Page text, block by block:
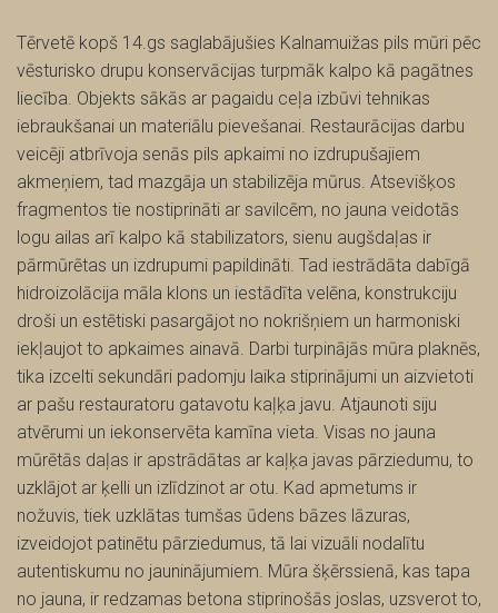
Tērvetē kopš 14.gs saglabājušies Kalnamuižas pils mūri pēc
vēsturisko drupu konservācijas turpmāk kalpo kā pagātnes
liecība. Objekts sākās ar pagaidu ceļa izbūvi tehnikas
iebraukšanai un materiālu pievešanai. Restaurācijas darbu
veicēji atbrīvoja senās pils apkaimi no izdrupušajiem
akmeņiem, tad mazgāja un stabilizēja mūrus. Atsevišķos
fragmentos tie nostiprināti ar savilcēm, no jauna veidotās
logu ailas arī kalpo kā stabilizators, sienu augšdaļas ir
pārmūrētas un izdrupumi papildināti. Tad iestrādāta dabīgā
hidroizolācija māla klons un iestādīta velēna, konstrukciju
droši un estētiski pasargājot no nokrišņiem un harmoniski
iekļaujot to apkaimes ainavā. Darbi turpinājās mūra plaknēs,
tika izcelti sekundāri padomju laika stiprinājumi un aizvietoti
ar pašu restauratoru gatavotu kaļķa javu. Atjaunoti siju
atvērumi un iekonservēta kamīna vieta. Visas no jauna
mūrētās daļas ir apstrādātas ar kaļķa javas pārziedumu, to
uzklājot ar ķelli un izlīdzinot ar otu. Kad apmetums ir
nožuvis, tiek uzklātas tumšas ūdens bāzes lāzuras,
izveidojot patinētu pārziedumus, tā lai vizuāli nodalītu
autentiskumu no jauninājumiem. Mūra šķērssienā, kas tapa
no jauna, ir redzamas betona stiprinošās joslas, uzsverot to,